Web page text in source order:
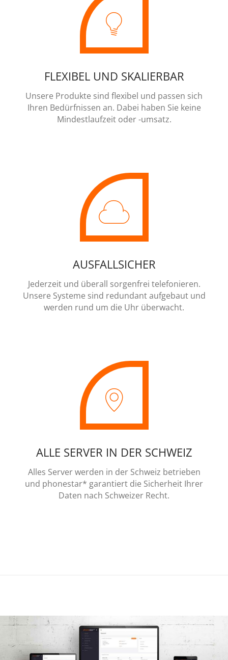
FLEXIBEL UND SKALIERBAR
Unsere Produkte sind flexibel und passen sich
Ihren Bedürfnissen an. Dabei haben Sie keine
Mindestlaufzeit oder -umsatz.
AUSFALLSICHER
Jederzeit und überall sorgenfrei telefonieren.
Unsere Systeme sind redundant aufgebaut und
werden rund um die Uhr überwacht.
ALLE SERVER IN DER SCHWEIZ
Alles Server werden in der Schweiz betrieben
und phonestar* garantiert die Sicherheit Ihrer
Daten nach Schweizer Recht.